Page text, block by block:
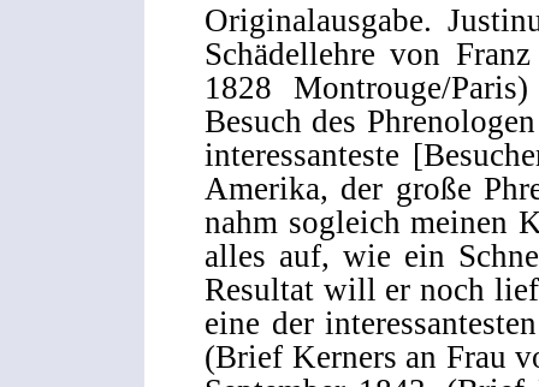
Originalausgabe.
Schädellehre von
1828 Montrouge/
Besuch des
interessanteste
Amerika, der große
nahm sogleich meinen
alles auf, wie ein
Resultat will er noch
eine der
(Brief Kerners an Frau